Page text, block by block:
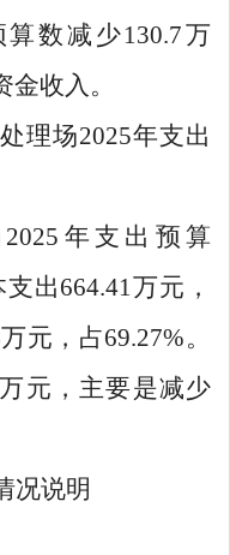
算数减少130.7万
收入。
理场2025年支出
2025 年支出预算
出664.41 万元，
万元，占69.27%。
万元，主要是减少
况说明